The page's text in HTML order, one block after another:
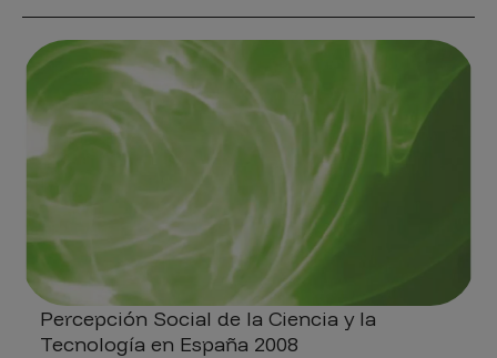
Percepción Social de la Ciencia y la
Tecnología en España 2008